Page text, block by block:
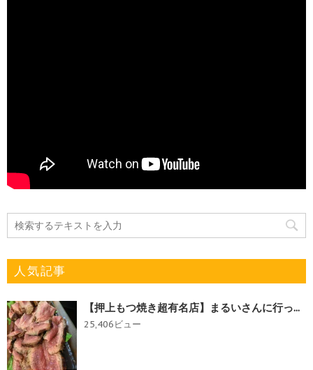
人気記事
【押上もつ焼き超有名店】まるいさんに行っ...
25,406ビュー